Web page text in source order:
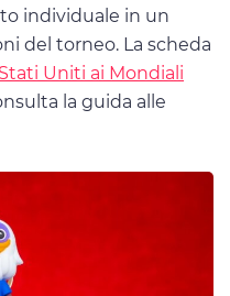
individuale in un
del torneo. La scheda
Stati Uniti ai Mondiali
la guida alle